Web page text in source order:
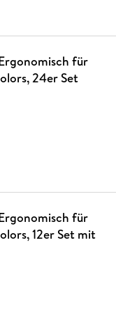
für
24er Set
für
12er Set mit